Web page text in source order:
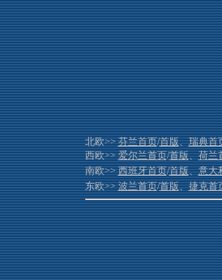
北欧>>芬兰首页/首版、瑞典首
西欧>>爱尔兰首页/首版、荷兰
南欧>>西班牙首页/首版、意大
东欧>>波兰首页/首版、捷克首